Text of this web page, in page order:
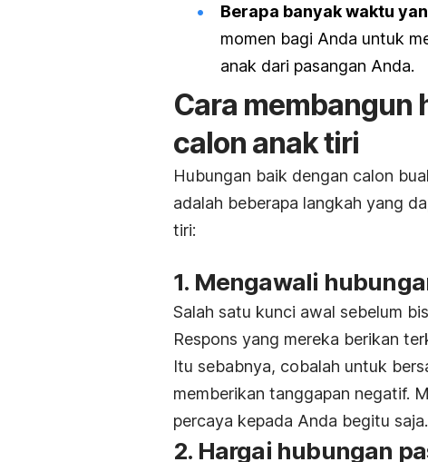
Berapa banyak waktu
momen bagi Anda untuk
anak dari pasangan Anda.
Cara membangun
calon anak tiri
Hubungan baik dengan calon
adalah beberapa langkah yang
tiri:
1. Mengawali
Salah satu kunci awal sebelum
Respons yang mereka berikan
Itu sebabnya, cobalah untuk
memberikan tanggapan negatif.
percaya kepada Anda begitu
2. Hargai hubungan